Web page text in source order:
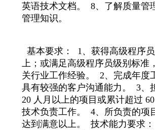
英语技术文档。 8、了解质量管
管理知识。
基本要求： 1、获得高级程序
上；或满足高级程序员级别标准
关行业工作经验。 2、完成年度
具有较强的客户沟通能力。 3、
20 人月以上的项目或累计超过
技术负责工作。 4、所负责的项
达到满意以上。 技术能力要求